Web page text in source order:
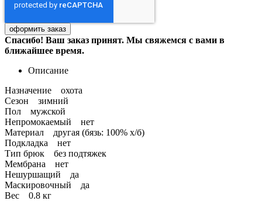
Спасибо! Ваш заказ принят. Мы свяжемся с вами в
ближайшее время.
Описание
Назначение охота
Сезон зимний
Пол мужской
Непромокаемый нет
Материал другая (бязь: 100% х/б)
Подкладка нет
Тип брюк без подтяжек
Мембрана нет
Нешуршащий да
Маскировочный да
Вес 0.8 кг